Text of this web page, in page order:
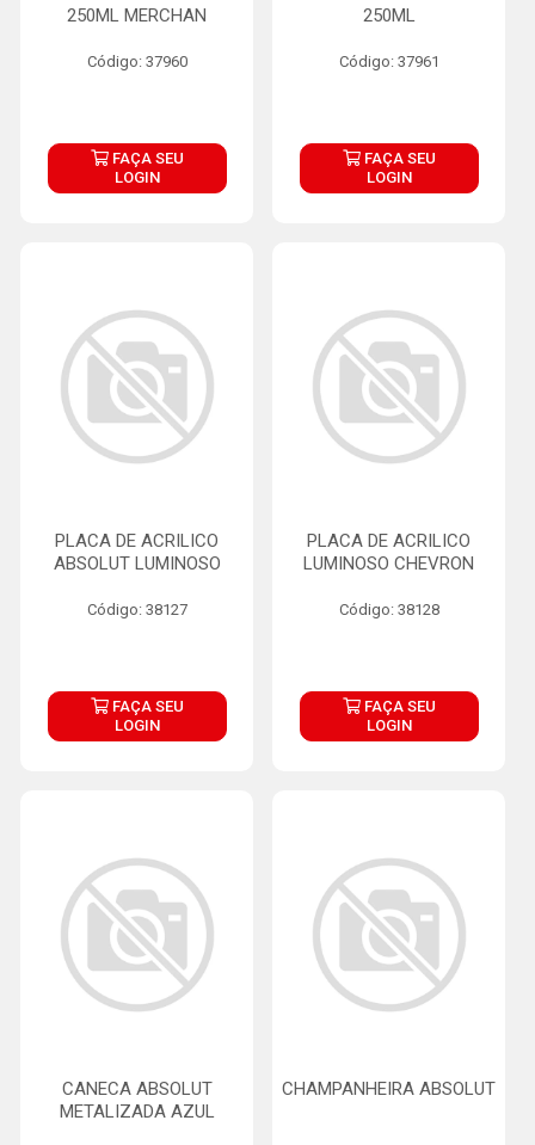
250ML MERCHAN
Código: 37960
FAÇA SEU
LOGIN
250ML
Código: 37961
FAÇA SEU
LOGIN
PLACA DE ACRILICO
ABSOLUT LUMINOSO
Código: 38127
FAÇA SEU
LOGIN
PLACA DE ACRILICO
LUMINOSO CHEVRON
Código: 38128
FAÇA SEU
LOGIN
CANECA ABSOLUT
METALIZADA AZUL
CHAMPANHEIRA ABSOLUT